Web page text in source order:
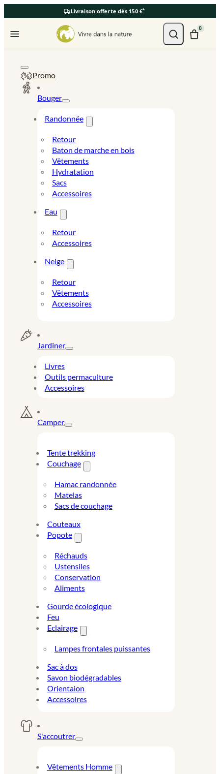
Livraison offerte dès 150 €*
Ouvrir le menu 0
Promo
Bouger
Randonnée
Retour
Baton de marche en bois
Vêtements
Hydratation
Sacs
Accessoires
Eau
Retour
Accessoires
Neige
Retour
Vêtements
Accessoires
Jardiner
Livres
Outils permaculture
Accessoires
Camper
Tente trekking
Couchage
Hamac randonnée
Matelas
Sacs de couchage
Couteaux
Popote
Réchauds
Ustensiles
Conservation
Aliments
Gourde écologique
Feu
Eclairage
Lampes frontales puissantes
Sac à dos
Savon biodégradables
Orientaion
Accessoires
S'accoutrer
Vêtements Homme